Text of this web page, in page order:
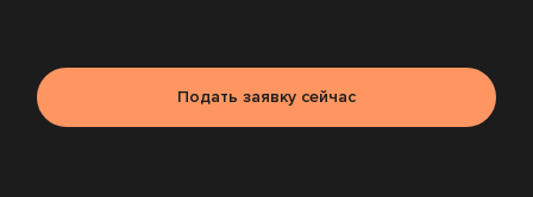
Подать заявку сейчас